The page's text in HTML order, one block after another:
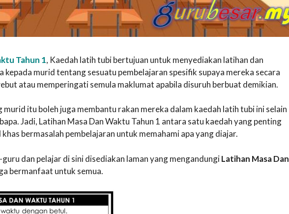
Tahun 1, Kaedah latih tubi bertujuan untuk menyediakan latihan dan
kepada murid tentang sesuatu pembelajaran spesifik supaya mereka secara
atau memperingati semula maklumat apabila disuruh berbuat demikian.
murid itu boleh juga membantu rakan mereka dalam kaedah latih tubi ini selain
Jadi, Latihan Masa Dan Waktu Tahun 1 antara satu kaedah yang penting
bermasalah pembelajaran untuk memahami apa yang diajar.
guru dan pelajar di sini disediakan laman yang mengandungiLatihan Masa Dan
bermanfaat untuk semua.